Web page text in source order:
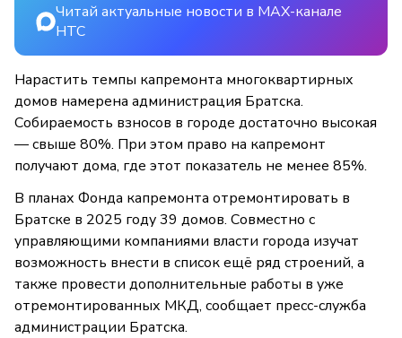
Читай актуальные новости в MAX-канале
НТС
Нарастить темпы капремонта многоквартирных
домов намерена администрация Братска.
Собираемость взносов в городе достаточно высокая
— свыше 80%. При этом право на капремонт
получают дома, где этот показатель не менее 85%.
В планах Фонда капремонта отремонтировать в
Братске в 2025 году 39 домов. Совместно с
управляющими компаниями власти города изучат
возможность внести в список ещё ряд строений, а
также провести дополнительные работы в уже
отремонтированных МКД, сообщает пресс-служба
администрации Братска.